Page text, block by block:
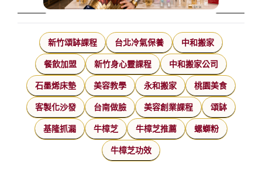
新竹頌缽課程 台北冷氣保養 中和搬家
餐飲加盟 新竹身心靈課程 中和搬家公司
石墨烯床墊 美容教學 永和搬家 桃園美食
客製化沙發 台南做臉 美容創業課程 頌缽
基隆抓漏 牛樟芝 牛樟芝推薦 螺螄粉
牛樟芝功效